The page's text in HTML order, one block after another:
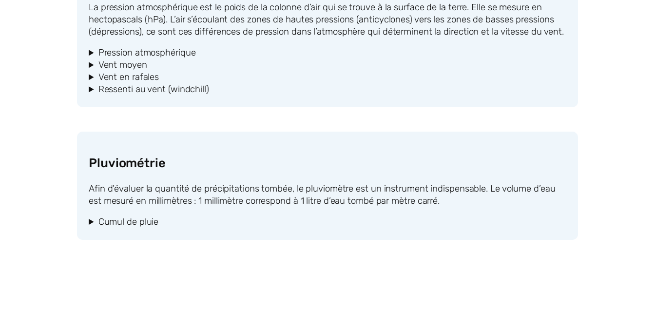
La pression atmosphérique est le poids de la colonne d’air qui se trouve à la surface de la terre. Elle se mesure en
hectopascals (hPa). L’air s’écoulant des zones de hautes pressions (anticyclones) vers les zones de basses pressions
(dépressions), ce sont ces différences de pression dans l’atmosphère qui déterminent la direction et la vitesse du vent.
Pression atmosphérique
Vent moyen
Vent en rafales
Ressenti au vent (windchill)
Pluviométrie
Afin d’évaluer la quantité de précipitations tombée, le pluviomètre est un instrument indispensable. Le volume d’eau
est mesuré en millimètres : 1 millimètre correspond à 1 litre d’eau tombé par mètre carré.
Cumul de pluie